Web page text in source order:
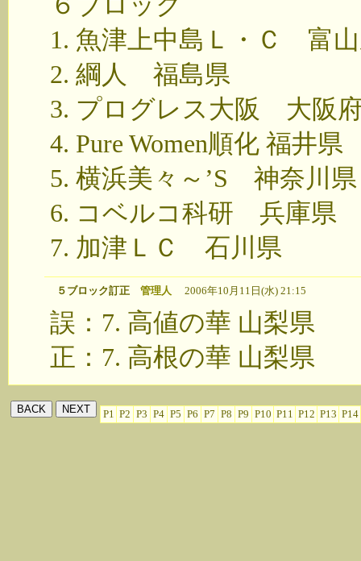
1. 魚津上中島Ｌ・Ｃ 富
2. 綱人 福島県
3. プログレス大阪 大阪
4. Pure Women順化 福井県
5. 横浜美々～’S 神奈川県
6. コベルコ科研 兵庫県
7. 加津ＬＣ 石川県
５ブロック訂正 管理人 2006年10月11日(水) 21:15
誤：7. 高値の華 山梨県
正：7. 高根の華 山梨県
P1 P2 P3 P4 P5 P6 P7 P8 P9 P10 P11 P12 P13 P14